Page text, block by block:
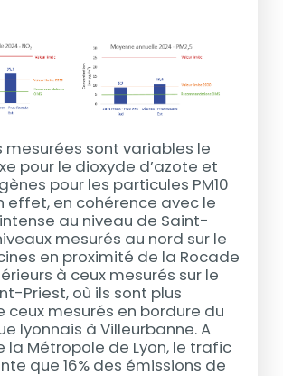
mesurées sont variables le
pour le dioxyde d’azote et
pour les particules PM10
effet, en cohérence avec le
au niveau de Saint-
mesurés au nord sur le
en proximité de la Rocade
à ceux mesurés sur le
Priest, où ils sont plus
ceux mesurés en bordure du
lyonnais à Villeurbanne. A
la Métropole de Lyon, le trafic
que 16% des émissions de